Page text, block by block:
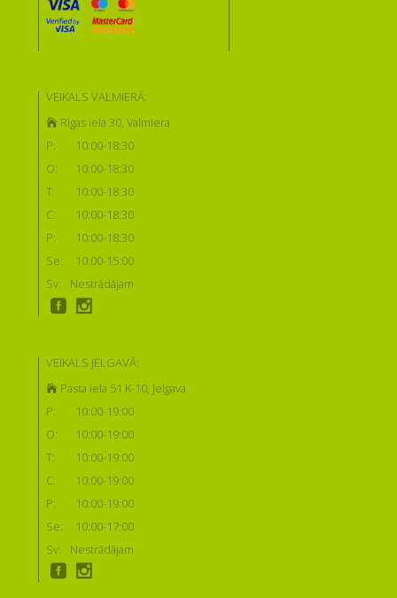
VEIKALS VALMIERĀ:
Rīgas iela 30, Valmiera
P:
10:00-18:30
O:
10:00-18:30
T:
10:00-18:30
C:
10:00-18:30
P:
10:00-18:30
Se:
10:00-15:00
Sv:
Nestrādājam
VEIKALS JELGAVĀ:
Pasta iela 51 K-10, Jelgava
P:
10:00-19:00
O:
10:00-19:00
T:
10:00-19:00
C:
10:00-19:00
P:
10:00-19:00
Se:
10:00-17:00
Sv:
Nestrādājam